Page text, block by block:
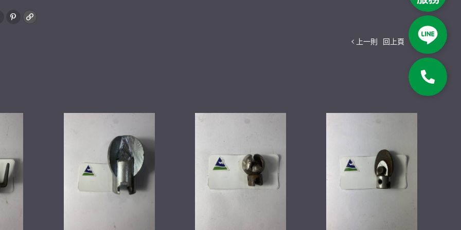
上一則 回上頁 下一則